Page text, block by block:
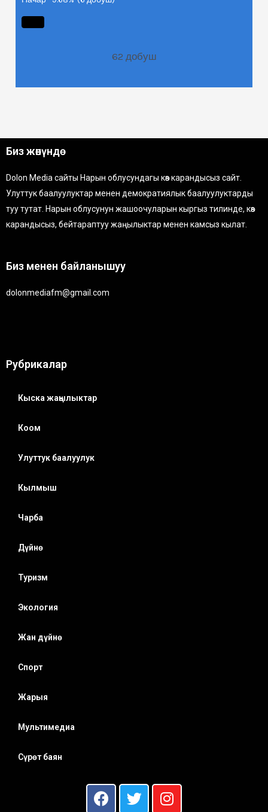
62 добуш
Биз жөнүндө
Dolon Media сайты Нарын облусундагы көз карандысыз сайт.
Улуттук баалуулуктар менен демократиялык баалуулуктарды
туу тутат. Нарын облусунун жашоочуларын кыргыз тилинде, көз
карандысыз, бейтараптуу жаңылыктар менен камсыз кылат.
Биз менен байланышуу
dolonmediafm@gmail.com
Рубрикалар
Кыска жаңылыктар
Коом
Улуттук баалуулук
Кылмыш
Чарба
Дүйнө
Туризм
Экология
Жан дүйнө
Спорт
Жарыя
Мультимедиа
Сүрөт баян